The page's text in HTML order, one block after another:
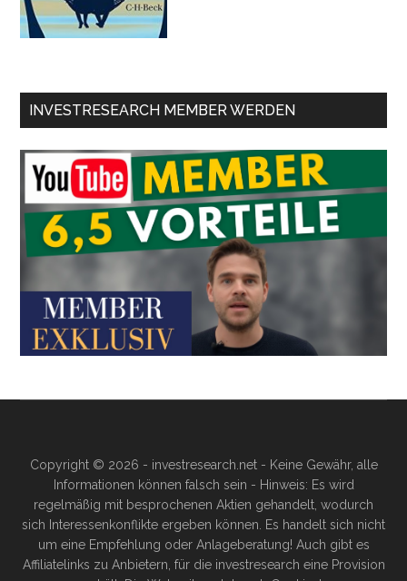
INVESTRESEARCH MEMBER WERDEN
Copyright © 2026 - investresearch.net - Keine Gewähr, alle
Informationen können falsch sein - Hinweis: Es wird
regelmäßig mit besprochenen Aktien gehandelt, wodurch
sich Interessenkonflikte ergeben können. Es handelt sich nicht
um eine Empfehlung oder Anlageberatung! Auch gibt es
Affiliatelinks zu Anbietern, für die investresearch eine Provision